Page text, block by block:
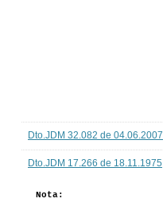
Dto.JDM 32.082 de 04.06.2007
Dto.JDM 17.266 de 18.11.1975
Nota: